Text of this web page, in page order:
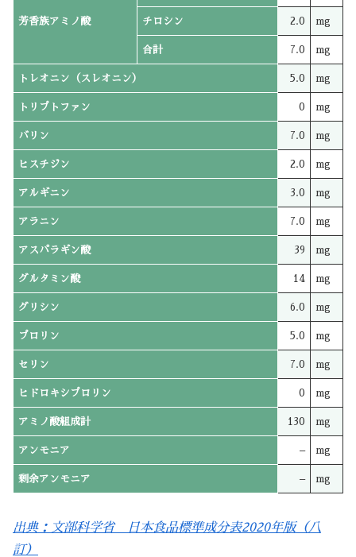
芳香族アミノ酸 チロシン 2.0 mg
合計 7.0 mg
トレオニン（スレオニン） 5.0 mg
トリプトファン 0 mg
バリン 7.0 mg
ヒスチジン 2.0 mg
アルギニン 3.0 mg
アラニン 7.0 mg
アスパラギン酸 39 mg
グルタミン酸 14 mg
グリシン 6.0 mg
プロリン 5.0 mg
セリン 7.0 mg
ヒドロキシプロリン 0 mg
アミノ酸組成計 130 mg
アンモニア – mg
剰余アンモニア – mg
出典：文部科学省 日本食品標準成分表2020年版（八
訂）